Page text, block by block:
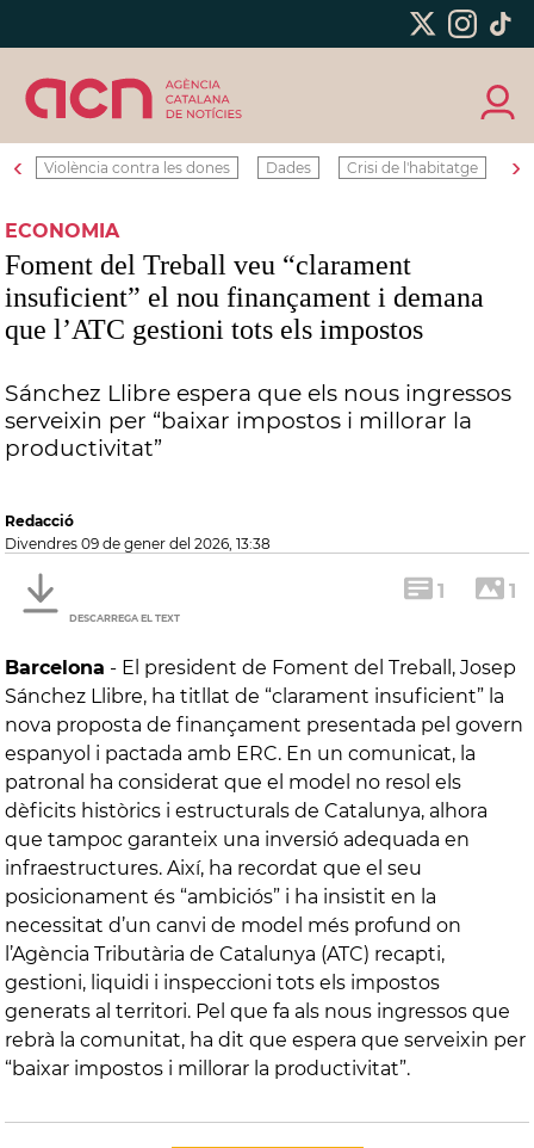
‹ Violència contra les dones Dades Crisi de l'habitatge ›
ECONOMIA
Foment del Treball veu “clarament
insuficient” el nou finançament i demana
que l’ATC gestioni tots els impostos
Sánchez Llibre espera que els nous ingressos
serveixin per “baixar impostos i millorar la
productivitat”
Redacció
divendres 09 de gener del 2026, 13:38
DESCARREGA EL TEXT
1 1
Barcelona - El president de Foment del Treball, Josep
Sánchez Llibre, ha titllat de “clarament insuficient” la
nova proposta de finançament presentada pel govern
espanyol i pactada amb ERC. En un comunicat, la
patronal ha considerat que el model no resol els
dèficits històrics i estructurals de Catalunya, alhora
que tampoc garanteix una inversió adequada en
infraestructures. Així, ha recordat que el seu
posicionament és “ambiciós” i ha insistit en la
necessitat d’un canvi de model més profund on
l’Agència Tributària de Catalunya (ATC) recapti,
gestioni, liquidi i inspeccioni tots els impostos
generats al territori. Pel que fa als nous ingressos que
rebrà la comunitat, ha dit que espera que serveixin per
“baixar impostos i millorar la productivitat”.